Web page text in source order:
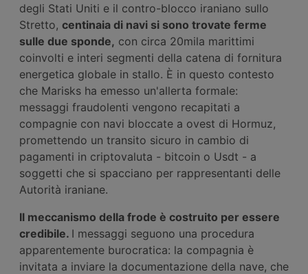
degli Stati Uniti e il contro-blocco iraniano sullo
Stretto, centinaia di navi si sono trovate ferme
sulle due sponde, con circa 20mila marittimi
coinvolti e interi segmenti della catena di fornitura
energetica globale in stallo. È in questo contesto
che Marisks ha emesso un'allerta formale:
messaggi fraudolenti vengono recapitati a
compagnie con navi bloccate a ovest di Hormuz,
promettendo un transito sicuro in cambio di
pagamenti in criptovaluta - bitcoin o Usdt - a
soggetti che si spacciano per rappresentanti delle
Autorità iraniane.
Il meccanismo della frode è costruito per essere
credibile. I messaggi seguono una procedura
apparentemente burocratica: la compagnia è
invitata a inviare la documentazione della nave, che